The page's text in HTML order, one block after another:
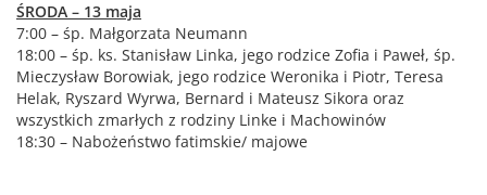
ŚRODA – 13 maja
7:00 – śp. Małgorzata Neumann
18:00 – śp. ks. Stanisław Linka, jego rodzice Zofia i Paweł, śp.
Mieczysław Borowiak, jego rodzice Weronika i Piotr, Teresa
Helak, Ryszard Wyrwa, Bernard i Mateusz Sikora oraz
wszystkich zmarłych z rodziny Linke i Machowinów
18:30 – Nabożeństwo fatimskie/ majowe